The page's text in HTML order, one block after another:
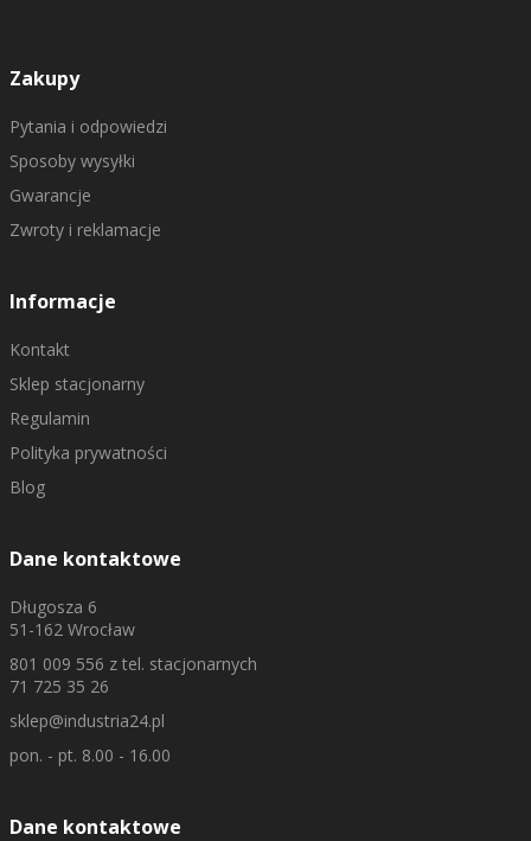
Zakupy
Pytania i odpowiedzi
Sposoby wysyłki
Gwarancje
Zwroty i reklamacje
Informacje
Kontakt
Sklep stacjonarny
Regulamin
Polityka prywatności
Blog
Dane kontaktowe
Długosza 6
51-162 Wrocław
801 009 556 z tel. stacjonarnych
71 725 35 26
sklep@industria24.pl
pon. - pt. 8.00 - 16.00
Dane kontaktowe